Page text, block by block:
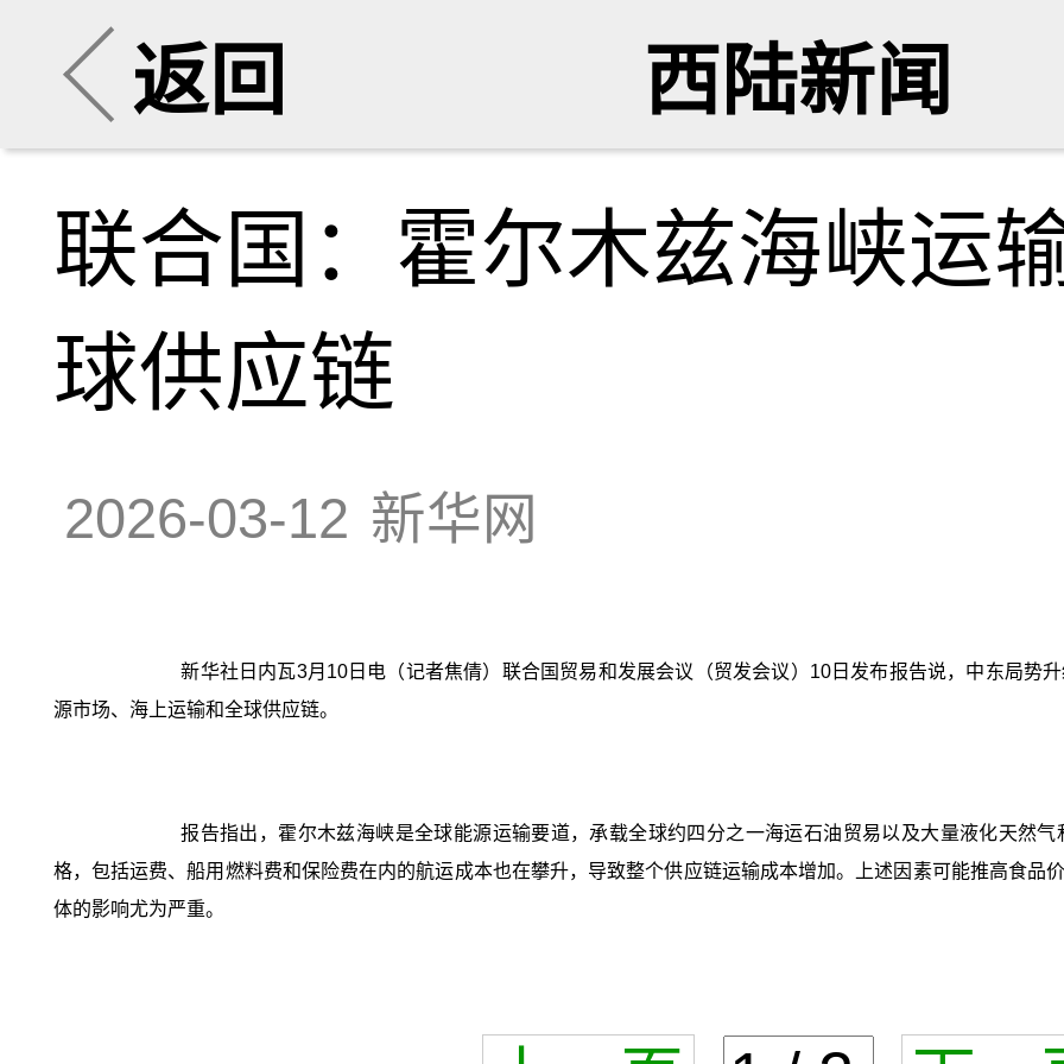
返回 西陆新闻
联合国：霍尔木兹海峡运
球供应链
2026-03-12 新华网
新华社日内瓦3月10日电（记者焦倩）联合国贸易和发展会议（贸发会议）10日发布报告说，中东局势
源市场、海上运输和全球供应链。
报告指出，霍尔木兹海峡是全球能源运输要道，承载全球约四分之一海运石油贸易以及大量液化天然
格，包括运费、船用燃料费和保险费在内的航运成本也在攀升，导致整个供应链运输成本增加。上述因素可能推高食品
体的影响尤为严重。